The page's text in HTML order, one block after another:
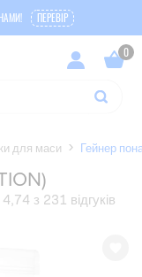
ПЕРЕВІР
для маси Гейнер
4,74 з 231 відгуків